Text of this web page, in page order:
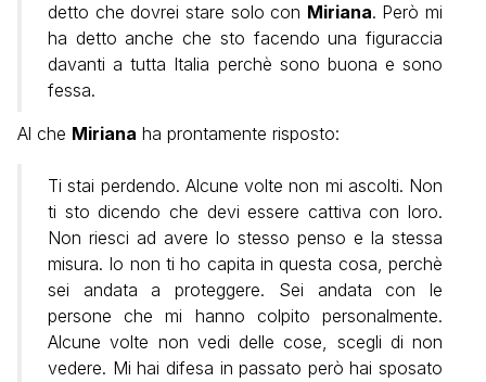
detto che dovrei stare solo con Miriana. Però mi
ha detto anche che sto facendo una figuraccia
davanti a tutta Italia perchè sono buona e sono
fessa.
Al che Miriana ha prontamente risposto:
Ti stai perdendo. Alcune volte non mi ascolti. Non
ti sto dicendo che devi essere cattiva con loro.
Non riesci ad avere lo stesso penso e la stessa
misura. Io non ti ho capita in questa cosa, perchè
sei andata a proteggere. Sei andata con le
persone che mi hanno colpito personalmente.
Alcune volte non vedi delle cose, scegli di non
vedere. Mi hai difesa in passato però hai sposato